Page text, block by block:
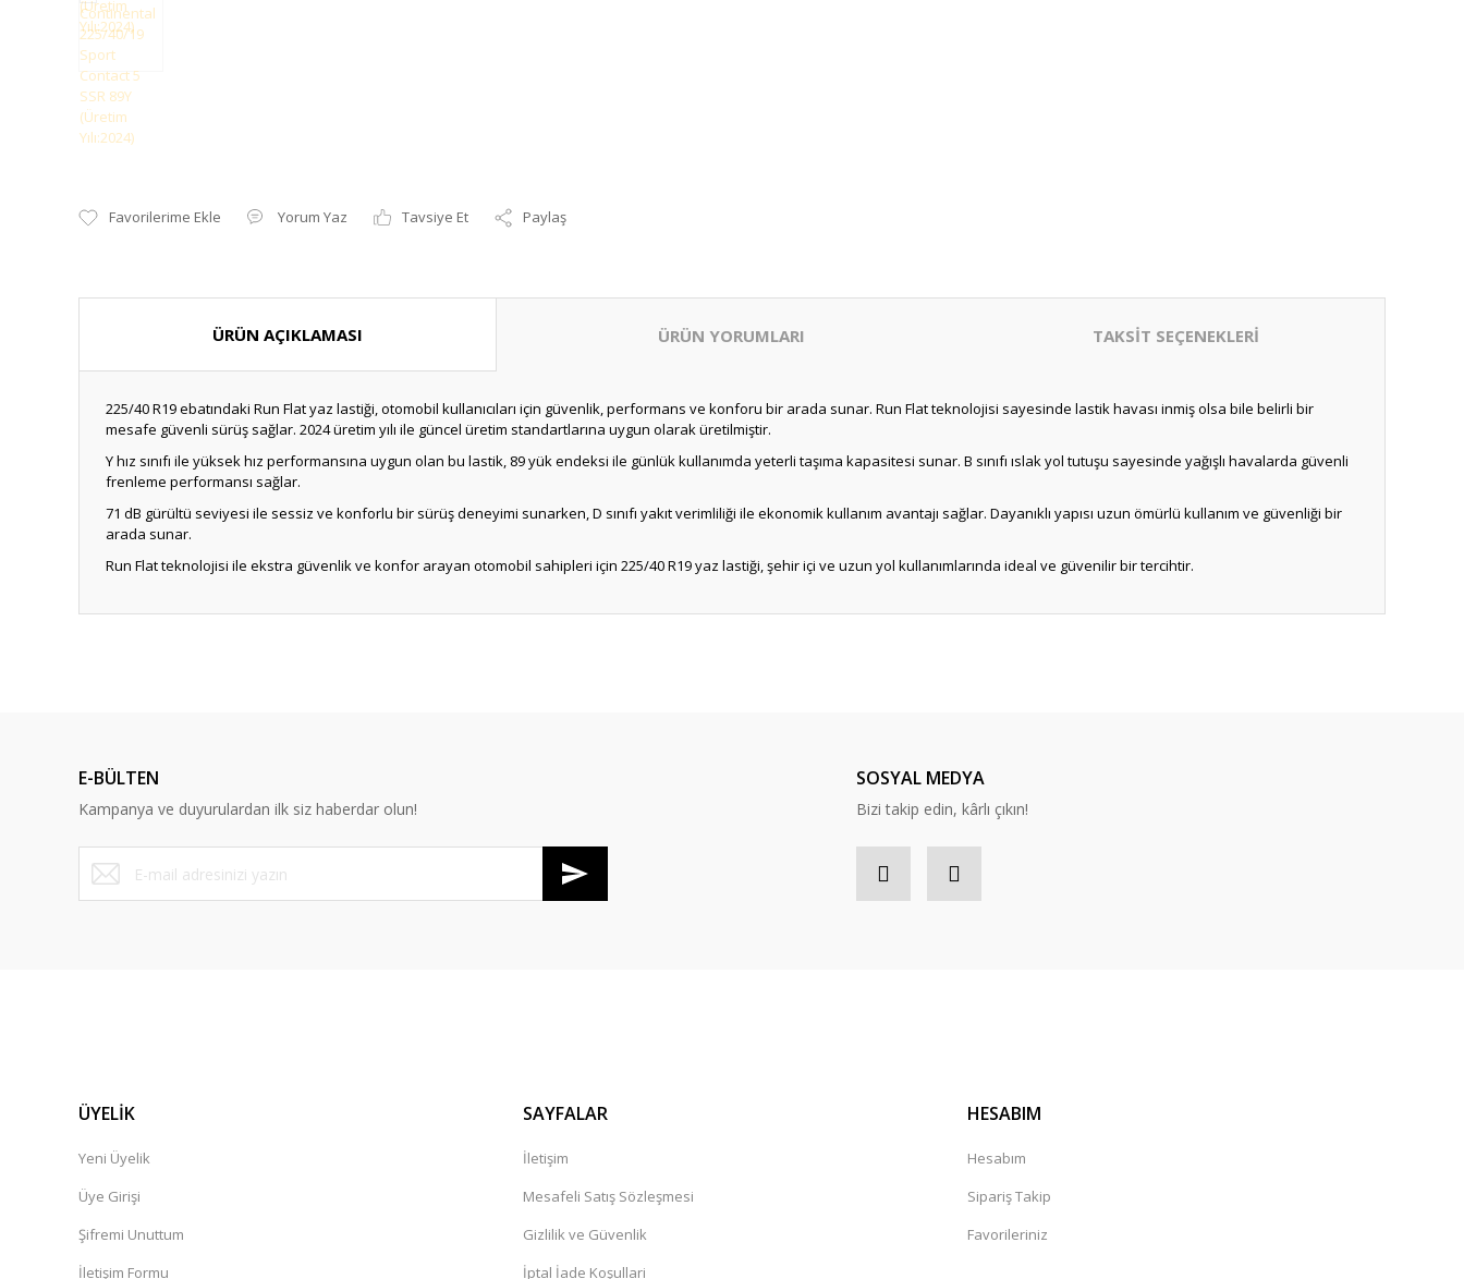
Yorum Yaz Tavsiye Et Paylaş
ÜRÜN AÇIKLAMASI ÜRÜN YORUMLARI TAKSİT SEÇENEKLERİ
225/40 R19 ebatındaki Run Flat yaz lastiği, otomobil kullanıcıları için güvenlik, performans ve konforu bir arada sunar. Run Flat teknolojisi sayesinde lastik havası inmiş olsa bile belirli bir
mesafe güvenli sürüş sağlar. 2024 üretim yılı ile güncel üretim standartlarına uygun olarak üretilmiştir.
Y hız sınıfı ile yüksek hız performansına uygun olan bu lastik, 89 yük endeksi ile günlük kullanımda yeterli taşıma kapasitesi sunar. B sınıfı ıslak yol tutuşu sayesinde yağışlı havalarda güvenli
frenleme performansı sağlar.
71 dB gürültü seviyesi ile sessiz ve konforlu bir sürüş deneyimi sunarken, D sınıfı yakıt verimliliği ile ekonomik kullanım avantajı sağlar. Dayanıklı yapısı uzun ömürlü kullanım ve güvenliği bir
arada sunar.
Run Flat teknolojisi ile ekstra güvenlik ve konfor arayan otomobil sahipleri için 225/40 R19 yaz lastiği, şehir içi ve uzun yol kullanımlarında ideal ve güvenilir bir tercihtir.
E-BÜLTEN
Kampanya ve duyurulardan ilk siz haberdar olun!
SOSYAL MEDYA
Bizi takip edin, kârlı çıkın!
ÜYELİK
Yeni Üyelik
Üye Girişi
Şifremi Unuttum
İletişim Formu
SAYFALAR
İletişim
Mesafeli Satış Sözleşmesi
Gizlilik ve Güvenlik
İptal İade Koşullari
HESABIM
Hesabım
Sipariş Takip
Favorileriniz